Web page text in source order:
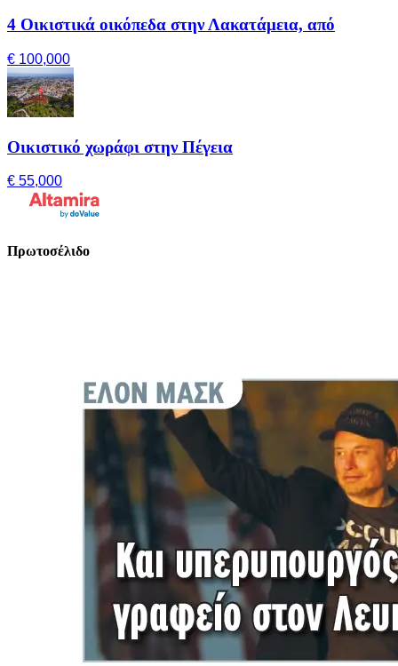
4 Οικιστικά οικόπεδα στην Λακατάμεια, από
€ 100,000
Οικιστικό χωράφι στην Πέγεια
€ 55,000
Πρωτοσέλιδο